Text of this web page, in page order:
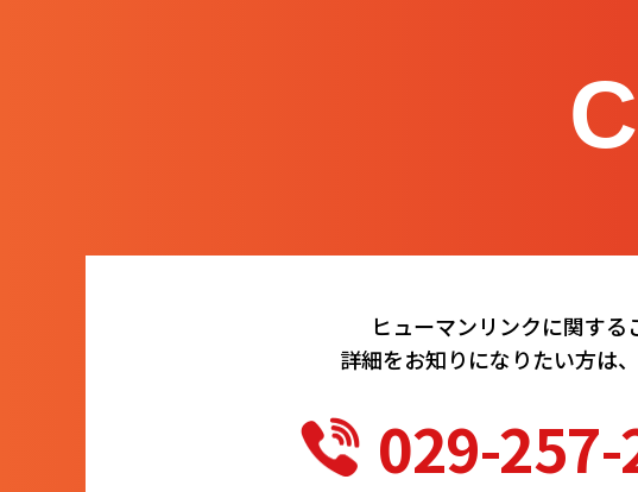
ヒューマンリンクに関する
詳細をお知りになりたい方は
029-